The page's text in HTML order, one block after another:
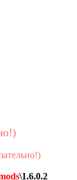
\1.6.0.2